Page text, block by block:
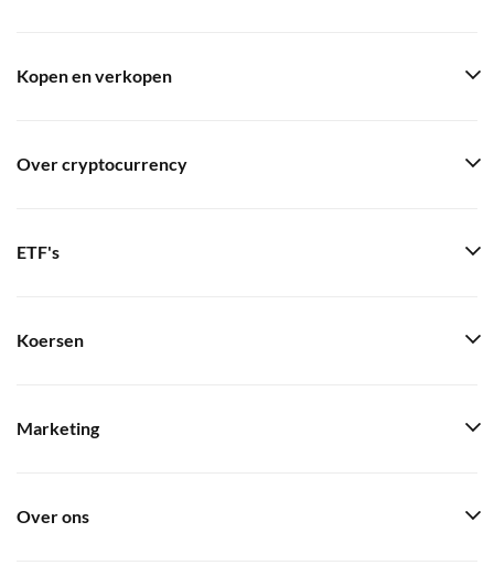
Kopen en verkopen
Over cryptocurrency
ETF's
Koersen
Marketing
Over ons